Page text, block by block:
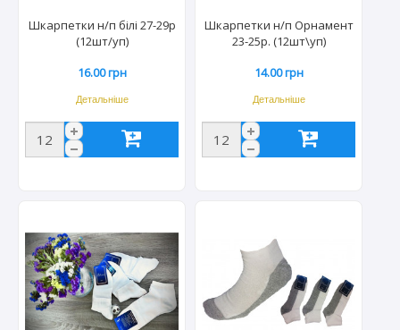
Шкарпетки н/п білі 27-29р
(12шт/уп)
16.00 грн
Детальніше
Шкарпетки н/п Орнамент
23-25р. (12шт\уп)
14.00 грн
Детальніше